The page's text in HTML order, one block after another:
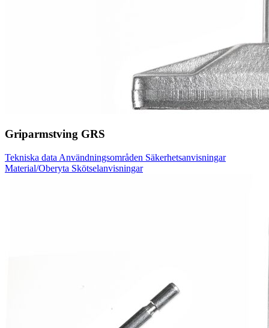
Griparmstving GRS
Tekniska data Användningsområden Säkerhetsanvisningar
Material/Oberyta Skötselanvisningar